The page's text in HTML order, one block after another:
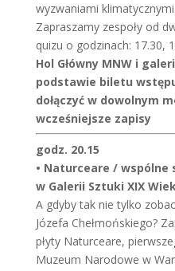
wyzwaniami klimatycznymi.
Zapraszamy zespoły od
quizu o godzinach: 17.30,
Hol Główny MNW i
podstawie biletu
dołączyć w dowolnym
wcześniejsze zapisy
godz. 20.15
• Naturceare / wspólne
w Galerii Sztuki XIX
A gdyby tak nie tylko
Józefa Chełmońskiego?
płyty Naturceare,
Muzeum Narodowe w